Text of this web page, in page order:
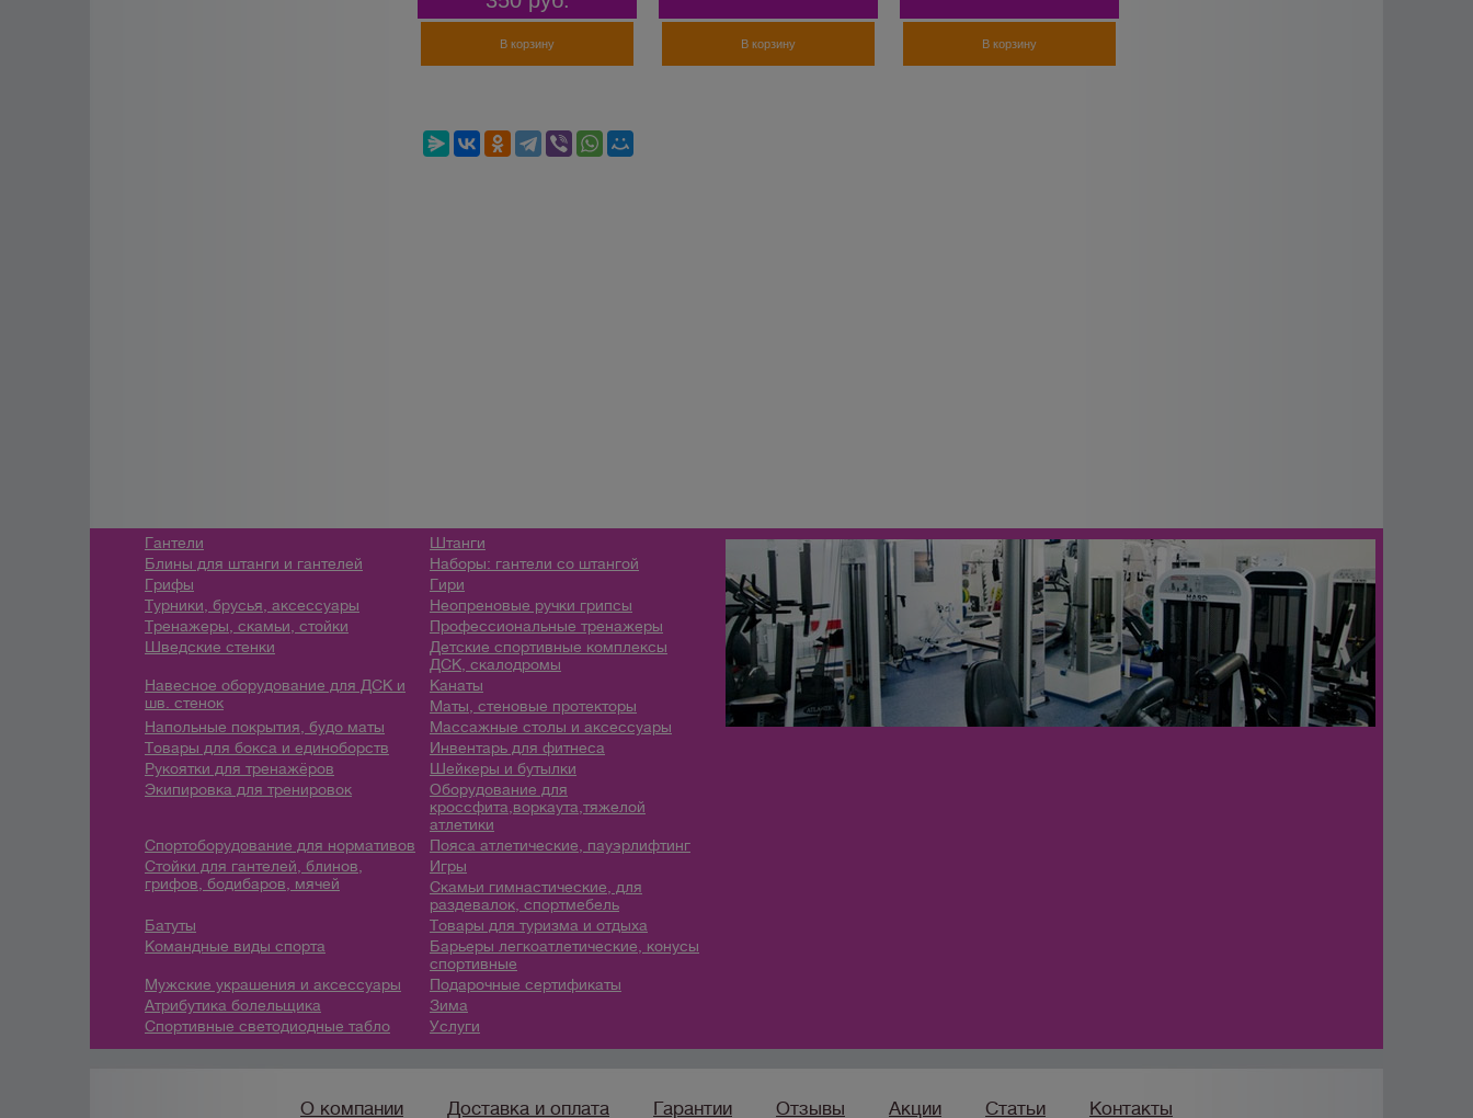
В корзину В корзину В корзину
Гантели
Штанги
Блины для штанги и гантелей
Наборы: гантели со штангой
Грифы
Гири
Турники, брусья, аксессуары
Неопреновые ручки грипсы
Тренажеры, скамьи, стойки
Профессиональные тренажеры
Шведские стенки
Детские спортивные комплексы
ДСК, скалодромы
Навесное оборудование для ДСК и
шв. стенок
Канаты
Маты, стеновые протекторы
Напольные покрытия, будо маты
Массажные столы и аксессуары
Товары для бокса и единоборств
Инвентарь для фитнеса
Рукоятки для тренажёров
Шейкеры и бутылки
Экипировка для тренировок
Оборудование для
кроссфита,воркаута,тяжелой
атлетики
Спортоборудование для нормативов
Пояса атлетические, пауэрлифтинг
Стойки для гантелей, блинов,
грифов, бодибаров, мячей
Игры
Скамьи гимнастические, для
раздевалок, спортмебель
Батуты
Товары для туризма и отдыха
Командные виды спорта
Барьеры легкоатлетические, конусы
спортивные
Мужские украшения и аксессуары
Подарочные сертификаты
Атрибутика болельщика
Зима
Спортивные светодиодные табло
Услуги
О компании Доставка и оплата Гарантии Отзывы Акции Статьи Контакты